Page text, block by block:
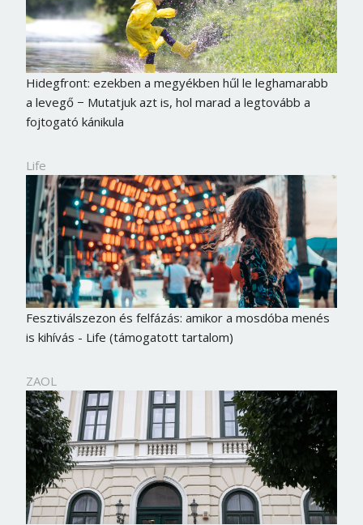
Hidegfront: ezekben a megyékben hűl le leghamarabb
a levegő − Mutatjuk azt is, hol marad a legtovább a
fojtogató kánikula
Life
Fesztiválszezon és felfázás: amikor a mosdóba menés
is kihívás - Life (támogatott tartalom)
ZAOL